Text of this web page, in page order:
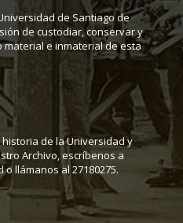
de Santiago de
de custodiar, conservar y
e inmaterial de esta
de la Universidad y
Archivo, escríbenos a
llámanos al 27180275.